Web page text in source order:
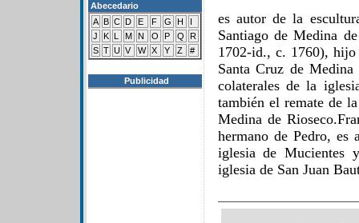
Abecedario
A B C D E F G H
I
J
K L M N O P Q
R
S T U V W X Y Z #
Publicidad
es autor de la
Santiago de Medina
1702-id., c. 1760), hijo
Santa Cruz de
colaterales de la
también el remate de
Medina de
hermano de Pedro, es
iglesia de Mucientes
iglesia de San Juan